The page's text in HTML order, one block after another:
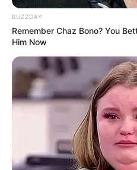
Anbieter in Hollingstedt
Deutschlandweit
eintragen:
BUZZDAY
Remember Chaz Bono? You
Him Now